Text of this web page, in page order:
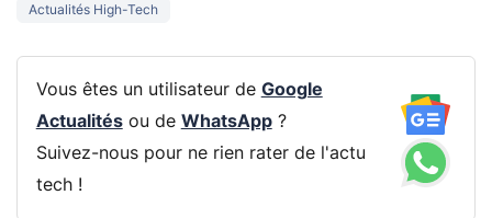
Actualités High-Tech
Vous êtes un utilisateur de Google
Actualitésou de WhatsApp?
Suivez-nous pour ne rien rater de l'actu
tech !